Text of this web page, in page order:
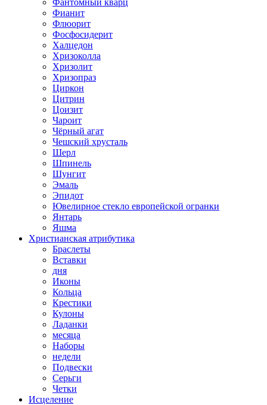
Фантомный кварц
Фианит
Флюорит
Фосфосидерит
Халцедон
Хризоколла
Хризолит
Хризопраз
Циркон
Цитрин
Цоизит
Чароит
Чёрный агат
Чешский хрусталь
Шерл
Шпинель
Шунгит
Эмаль
Эпидот
Ювелирное стекло европейской огранки
Янтарь
Яшма
Христианская атрибутика
Браслеты
Вставки
дня
Иконы
Кольца
Крестики
Кулоны
Ладанки
месяца
Наборы
недели
Подвески
Серьги
Четки
Исцеление